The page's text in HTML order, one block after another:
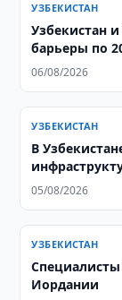
УЗБЕКИСТАН
Узбекистан
барьеры по
06/08/2026
УЗБЕКИСТАН
В
05/08/2026
УЗБЕКИСТАН
Иордании